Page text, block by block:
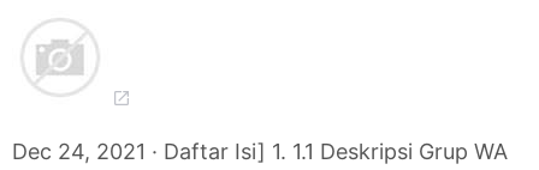
Dec 24, 2021 · Daftar Isi] 1. 1.1 Deskripsi Grup WA